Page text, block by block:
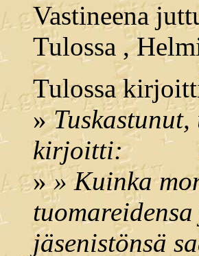
Vastineena
Tulossa ,
Tulossa
»
kirjoitti:
»» Kuinka
jäsenistönsä